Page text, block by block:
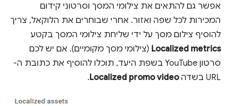
אפשר גם להתאים את צילומי המסך וסרטוני קידום
המכירות לכל שפה ואזור. אחרי שבוחרים את הלוקאל, צריך
להוסיף צילום מסך על ידי שליחת צילומי המסך בקטע
Localized metrics (צילומי מסך מקומיים). אם יש לכם
סרטון YouTube בשפת היעד, תוכלו להוסיף את כתובת ה-
URL בשדה
Localized promo video
.